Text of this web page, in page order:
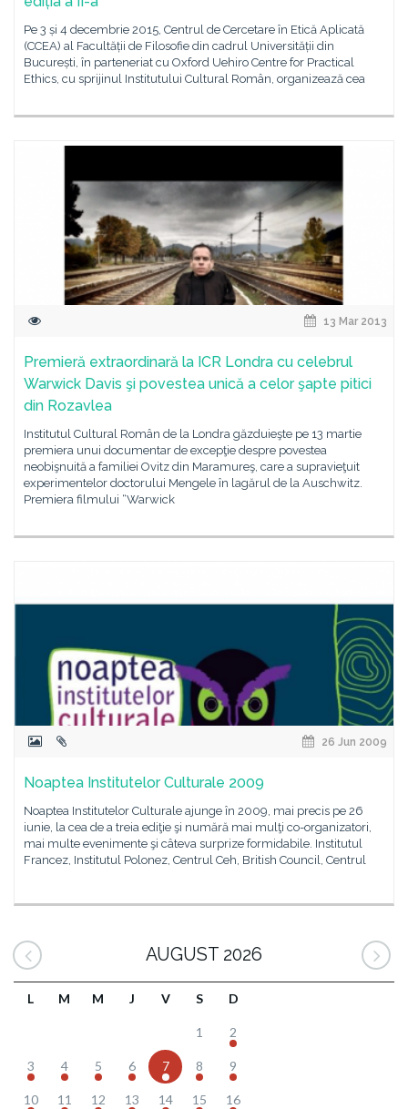
Pe 3 și 4 decembrie 2015, Centrul de Cercetare în Etică Aplicată
(CCEA) al Facultății de Filosofie din cadrul Universității din
București, în parteneriat cu Oxford Uehiro Centre for Practical
Ethics, cu sprijinul Institutului Cultural Român, organizează cea
13 Mar 2013
Premieră extraordinară la ICR Londra cu celebrul
Warwick Davis şi povestea unică a celor şapte pitici
din Rozavlea
Institutul Cultural Român de la Londra găzduieşte pe 13 martie
premiera unui documentar de excepţie despre povestea
neobişnuită a familiei Ovitz din Maramureş, care a supravieţuit
experimentelor doctorului Mengele în lagărul de la Auschwitz.
Premiera filmului “Warwick
26 Jun 2009
Noaptea Institutelor Culturale 2009
Noaptea Institutelor Culturale ajunge în 2009, mai precis pe 26
iunie, la cea de a treia ediţie şi numără mai mulţi co-organizatori,
mai multe evenimente şi câteva surprize formidabile. Institutul
Francez, Institutul Polonez, Centrul Ceh, British Council, Centrul
AUGUST 2026
L M M J V S D
1 2
3 4 5 6 7 8 9
10 11 12 13 14 15 16